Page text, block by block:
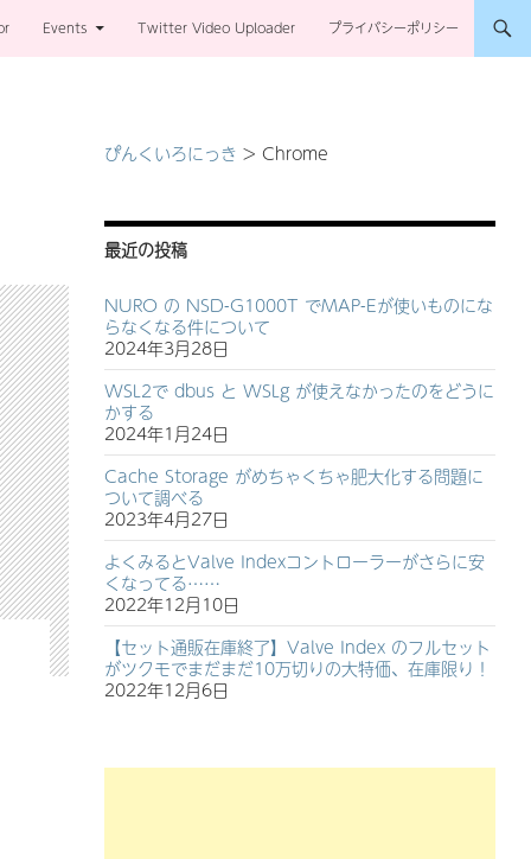
Events Twitter Video Uploader プライバシーポリシー
ぴんくいろにっき > Chrome
最近の投稿
NURO の NSD-G1000T でMAP-Eが使いものにな
らなくなる件について
2024年3月28日
WSL2で dbus と WSLg が使えなかったのをどうに
かする
2024年1月24日
Cache Storage がめちゃくちゃ肥大化する問題に
ついて調べる
2023年4月27日
よくみるとValve Indexコントローラーがさらに安
くなってる……
2022年12月10日
【セット通販在庫終了】Valve Index のフルセット
がツクモでまだまだ10万切りの大特価、在庫限り！
2022年12月6日